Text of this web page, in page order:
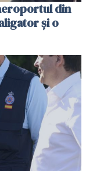
din
și o